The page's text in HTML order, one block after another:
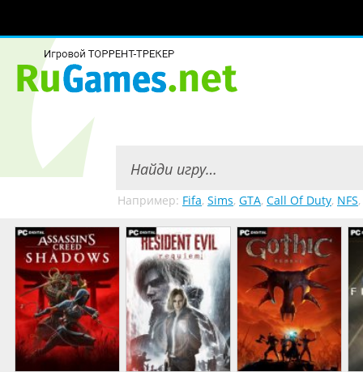
Например: Fifa, Sims, GTA, Call Of Duty, NFS,